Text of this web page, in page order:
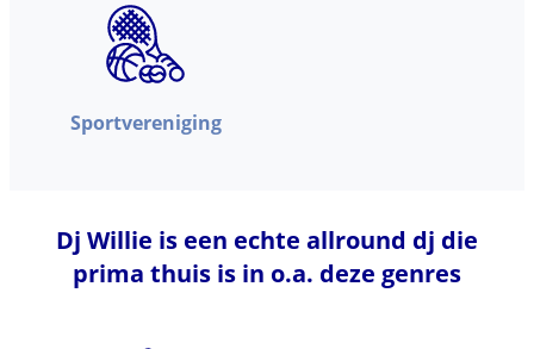
Sportvereniging
Dj Willie is een echte allround dj die
prima thuis is in o.a. deze genres